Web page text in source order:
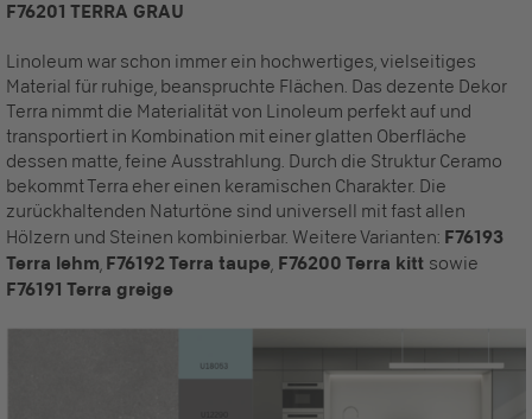
F76201 TERRA GRAU
Linoleum war schon immer ein hochwertiges, vielseitiges
Material für ruhige, beanspruchte Flächen. Das dezente Dekor
Terra nimmt die Materialität von Linoleum perfekt auf und
transportiert in Kombination mit einer glatten Oberfläche
dessen matte, feine Ausstrahlung. Durch die Struktur Ceramo
bekommt Terra eher einen keramischen Charakter. Die
zurückhaltenden Naturtöne sind universell mit fast allen
Hölzern und Steinen kombinierbar. Weitere Varianten: F76193
Terra lehm, F76192 Terra taupe, F76200 Terra kitt sowie
F76191 Terra greige